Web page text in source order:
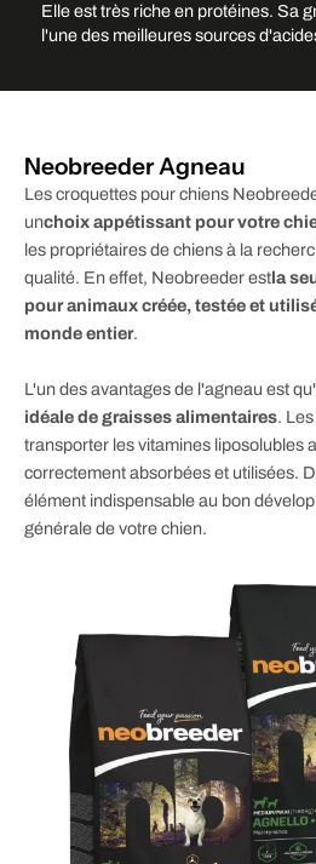
Ajouter une image
plan
Elle est très riche en protéines. Sa
l'une des meilleures sources
Neobreeder Agneau
Les croquettes pour chiens
unchoix appétissant pour votre
les propriétaires de chiens à la
qualité. En effet, Neobreeder estla
pour animaux créée, testée et
monde entier.
L'un des avantages de l'agneau est
idéale de graisses alimentaires.
transporter les vitamines liposolubles
correctement absorbées et utilisées.
élément indispensable au bon
générale de votre chien.